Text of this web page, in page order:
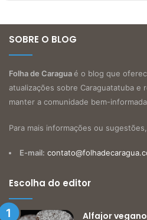
SOBRE O BLOG
Folha de Caraguaé o blog que
atualizações sobre Caraguatatuba e
manter a comunidade bem-
Para mais informações ou
E-mail:
Escolha do editor
Alfajor